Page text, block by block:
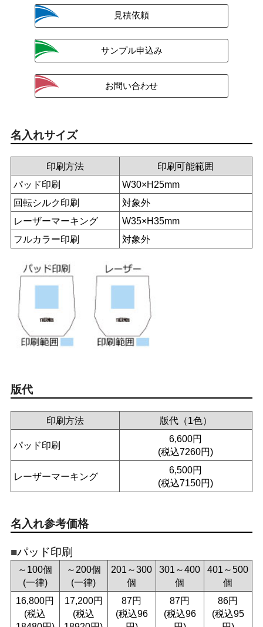
名入れサイズ
印刷方法
印刷可能範囲
パッド印刷
W30×H25mm
回転シルク印刷
対象外
レーザーマーキング
W35×H35mm
フルカラー印刷
対象外
版代
印刷方法 版代（1色）
パッド印刷
6,600円
(税込7260円)
レーザーマーキング
6,500円
(税込7150円)
名入れ参考価格
パッド印刷
～100個
(一律)
～200個
(一律)
201～300
個
301～400
個
401～500
個
16,800円
(税込
17,200円
(税込
87円
(税込96
87円
(税込96
86円
(税込95